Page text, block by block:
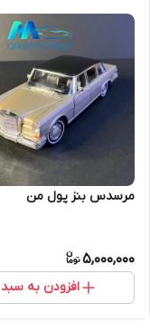
مرسدس بنز پول من
5,000,000
افزودن به سبد